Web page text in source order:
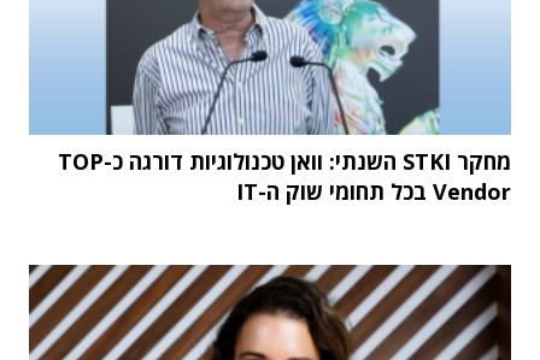
מחקר STKI השנתי: וואן טכנולוגיות דורגה כ-TOP
Vendor בכל תחומי שוק ה-IT